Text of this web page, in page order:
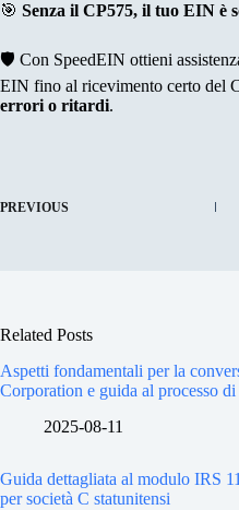
🎯 Senza il CP575, il tuo EIN è
🛡️ Con SpeedEIN ottieni
EIN fino al ricevimento certo del
errori o ritardi.
PREVIOUS
Related Posts
Aspetti fondamentali per la
Corporation e guida al processo
2025-08-11
Guida dettagliata al modulo IRS
per società C statunitensi